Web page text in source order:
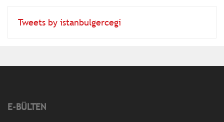
Tweets by istanbulgercegi
E-BÜLTEN